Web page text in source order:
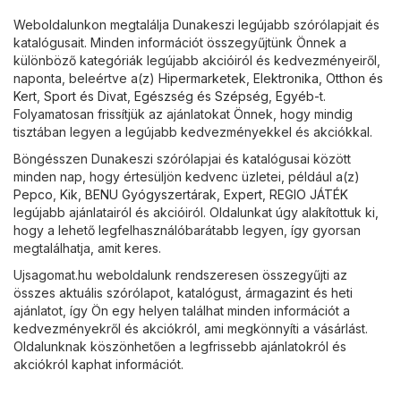
Weboldalunkon megtalálja Dunakeszi legújabb szórólapjait és
katalógusait. Minden információt összegyűjtünk Önnek a
különböző kategóriák legújabb akcióiról és kedvezményeiről,
naponta, beleértve a(z) Hipermarketek Elektronika Otthon és
Kert Sport és Divat Egészség és Szépség Egyéb-t.
Folyamatosan frissítjük az ajánlatokat Önnek, hogy mindig
tisztában legyen a legújabb kedvezményekkel és akciókkal.
Böngésszen Dunakeszi szórólapjai és katalógusai között
minden nap, hogy értesüljön kedvenc üzletei, például a(z)
Pepco Kik BENU Gyógyszertárak Expert REGIO JÁTÉK
legújabb ajánlatairól és akcióiról. Oldalunkat úgy alakítottuk ki,
hogy a lehető legfelhasználóbarátabb legyen, így gyorsan
megtalálhatja, amit keres.
Ujsagomat.hu weboldalunk rendszeresen összegyűjti az
összes aktuális szórólapot, katalógust, ármagazint és heti
ajánlatot, így Ön egy helyen találhat minden információt a
kedvezményekről és akciókról, ami megkönnyíti a vásárlást.
Oldalunknak köszönhetően a legfrissebb ajánlatokról és
akciókról kaphat információt.